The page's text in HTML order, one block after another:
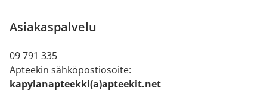
Asiakaspalvelu
09 791 335
Apteekin sähköpostiosoite:
kapylanapteekki(a)apteekit.net